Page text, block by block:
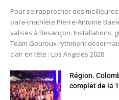
Pour se rapprocher des
para-triathlète Pierre-Antoine
valises à Besançon. Installations,
Team Gouroux rythment
clair en tête : Los Angeles 2028.
Région.
complet de la